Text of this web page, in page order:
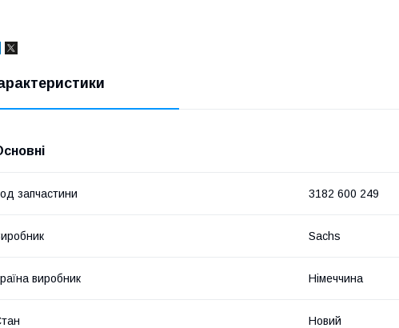
запчастини 3182 600 249
Sachs
виробник Німеччина
Новий